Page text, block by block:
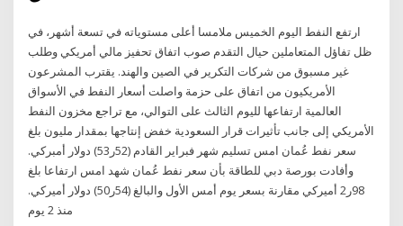
ارتفع النفط اليوم الخميس ملامسا أعلى مستوياته في تسعة أشهر، في
ظل تفاؤل المتعاملين حيال التقدم صوب اتفاق تحفيز مالي أمريكي وطلب
غير مسبوق من شركات التكرير في الصين والهند. يقترب المشرعون
الأمريكيون من اتفاق على حزمة واصلت أسعار النفط في الأسواق
العالمية ارتفاعها لليوم الثالث على التوالي، مع تراجع مخزون النفط
الأمريكي إلى جانب تأثيرات قرار السعودية خفض إنتاجها بمقدار مليون بلغ
سعر نفط عُمان امس تسليم شهر فبراير القادم (52ر53) دولار أمبركي.
وأفادت بورصة دبي للطاقة بأن سعر نفط عُمان شهد امس ارتفاعا بلغ
98ر2 أميركي مقارنة بسعر يوم أمس الأول والبالغ (54ر50) دولار أميركي.
منذ 2 يوم